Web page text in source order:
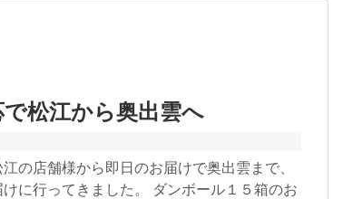
松江から奥出雲へ
の店舗様から即日のお届けで奥出雲まで、
に行ってきました。 ダンボール１５箱のお